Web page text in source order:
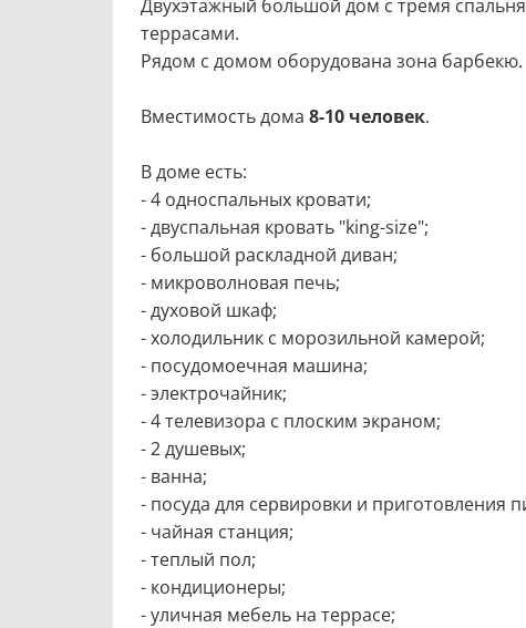
Двухэтажный большой дом с тремя
террасами.
Рядом с домом оборудована зона барбекю.
Вместимость дома 8-10 человек.
В доме есть:
- 4 односпальных кровати;
- двуспальная кровать "king-size";
- большой раскладной диван;
- микроволновая печь;
- духовой шкаф;
- холодильник с морозильной камерой;
- посудомоечная машина;
- электрочайник;
- 4 телевизора с плоским экраном;
- 2 душевых;
- ванна;
- посуда для сервировки и приготовления
- чайная станция;
- теплый пол;
- кондиционеры;
- уличная мебель на террасе;